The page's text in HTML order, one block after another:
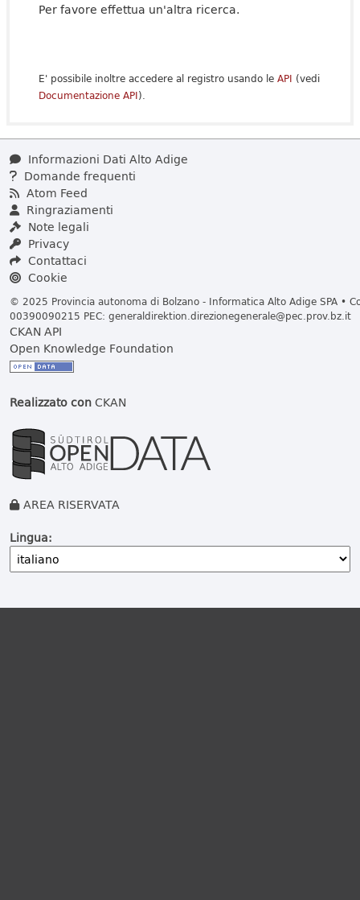
Per favore effettua un'altra ricerca.
E' possibile inoltre accedere al registro usando le API (vedi
Documentazione API).
Informazioni Dati Alto Adige
Domande frequenti
Atom Feed
Ringraziamenti
Note legali
Privacy
Contattaci
Cookie
© 2025 Provincia autonoma di Bolzano - Informatica Alto Adige SPA •
00390090215 PEC: generaldirektion.direzionegenerale@pec.prov.bz.it
CKAN API
Open Knowledge Foundation
Realizzato conCKAN
AREA RISERVATA
Lingua